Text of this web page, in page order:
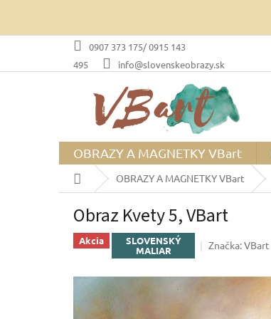
obsah
0907 373 175/ 0915 143
495
info@slovenskeobrazy.sk
OBRAZY A MAGNETKY VBart
DomovOBRAZY A MAGNETKY VBart
Obraz Kvety 5, VBart
Akcia
SLOVENSKÝ
MALIAR
Značka:VBart